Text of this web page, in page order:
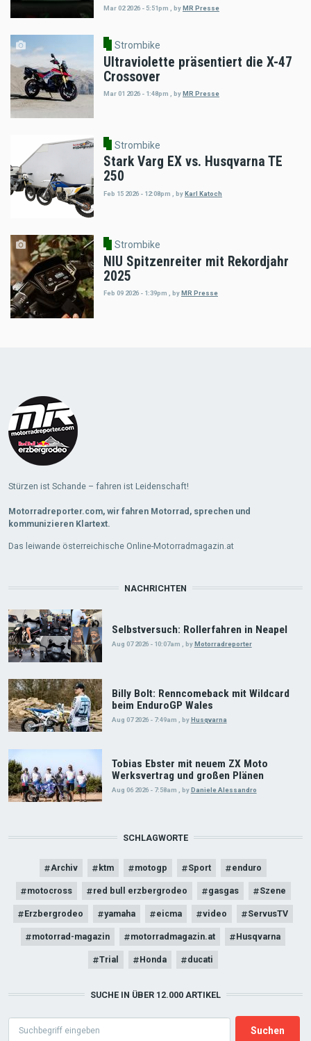
Mar 02 2026 - 5:51pm byMR Presse
Strombike
Ultraviolette präsentiert die X-47
Crossover
Mar 01 2026 - 1:48pm byMR Presse
Strombike
Stark Varg EX vs. Husqvarna TE
250
Feb 15 2026 - 12:08pm byKarl Katoch
Strombike
NIU Spitzenreiter mit Rekordjahr
2025
Feb 09 2026 - 1:39pm , by MR Presse
Stürzen ist Schande – fahren ist Leidenschaft!
Motorradreporter.com, wir fahren Motorrad, sprechen und
kommunizieren Klartext.
Das leiwande österreichische Online-Motorradmagazin.at
NACHRICHTEN
Selbstversuch: Rollerfahren in Neapel
Aug 07 2026 - 10:07am byMotorradreporter
Billy Bolt: Renncomeback mit Wildcard
beim EnduroGP Wales
Aug 07 2026 - 7:49am , by Husqvarna
Tobias Ebster mit neuem ZX Moto
Werksvertrag und großen Plänen
Aug 06 2026 - 7:58am byDaniele Alessandro
SCHLAGWORTE
Archiv ktm motogp Sport enduro
motocross red bull erzbergrodeo gasgas Szene
Erzbergrodeo yamaha eicma video ServusTV
motorrad-magazin motorradmagazin.at Husqvarna
Trial Honda ducati
SUCHE IN ÜBER 12.000 ARTIKEL